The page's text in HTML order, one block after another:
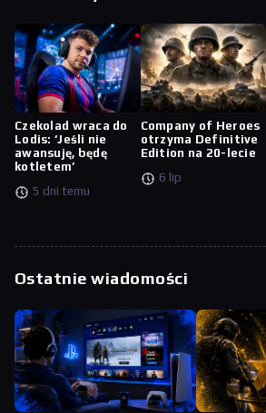
Czekolad wraca do
Lodis: ‘Jeśli nie
awansuję, będę
kotletem’
5 dni temu
Company of Heroes
otrzyma Definitive
Edition na 20-lecie
6 lip
Ostatnie wiadomości